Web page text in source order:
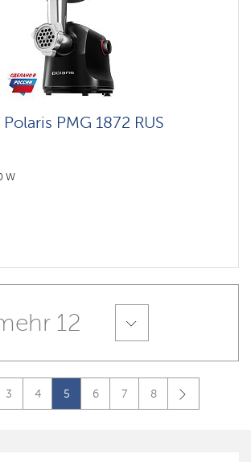
PMG 1872 RUS
W
12
3 4 5 6 7 8